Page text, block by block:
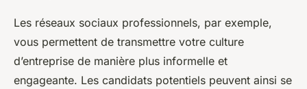
Les réseaux sociaux professionnels, par exemple,
vous permettent de transmettre votre culture
d’entreprise de manière plus informelle et
engageante. Les candidats potentiels peuvent ainsi se